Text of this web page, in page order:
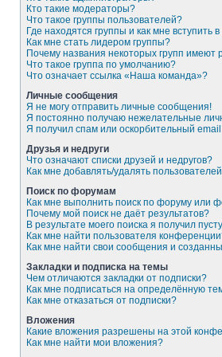
Кто такие модераторы?
Что такое группы пользователей?
Где находятся группы и как мне вступить
Как мне стать лидером группы?
Почему названия некоторых групп имеют
Что такое группа по умолчанию?
Что означает ссылка «Наша команда»?
Личные сообщения
Я не могу отправить личные сообщения!
Я постоянно получаю нежелательные
Я получил спам или оскорбительный
Друзья и недруги
Что означают списки друзей и недругов?
Как мне добавлять/удалять
Поиск по форумам
Как мне выполнить поиск по форуму или
Почему мой поиск не даёт результатов?
В результате моего поиска я получил
Как мне найти пользователя
Как мне найти свои сообщения и
Закладки и подписка на темы
Чем отличаются закладки от подписки?
Как мне подписаться на определённую
Как мне отказаться от подписки?
Вложения
Какие вложения разрешены на этой
Как мне найти мои вложения?